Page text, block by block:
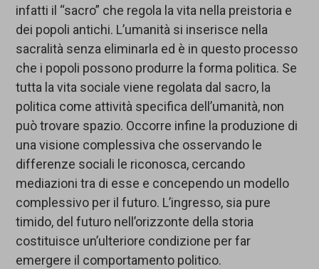
infatti il “sacro” che regola la vita nella preistoria e
dei popoli antichi. L’umanità si inserisce nella
sacralità senza eliminarla ed è in questo processo
che i popoli possono produrre la forma politica. Se
tutta la vita sociale viene regolata dal sacro, la
politica come attività specifica dell’umanità, non
può trovare spazio. Occorre infine la produzione di
una visione complessiva che osservando le
differenze sociali le riconosca, cercando
mediazioni tra di esse e concependo un modello
complessivo per il futuro. L’ingresso, sia pure
timido, del futuro nell’orizzonte della storia
costituisce un’ulteriore condizione per far
emergere il comportamento politico.